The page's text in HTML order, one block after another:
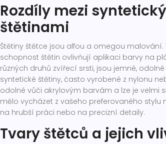
Rozdíly mezi
štětinami
Štětiny štětce jsou alfou a omegou
schopnost štětin ovlivňují aplikaci barvy na
různých druhů zvířecí srsti, jsou jemné,
syntetické štětiny, často vyrobené z nylonu
odolné vůči akrylovým barvám a lze je velmi
mělo vycházet z vašeho preferovaného
na hrubší práci nebo na precizní detaily.
Tvary štětců a jejich